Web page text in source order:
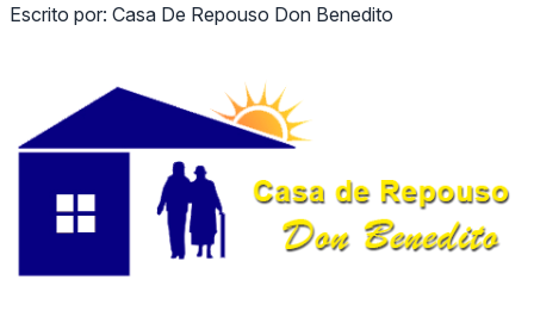
Escrito por: Casa De Repouso Don Benedito